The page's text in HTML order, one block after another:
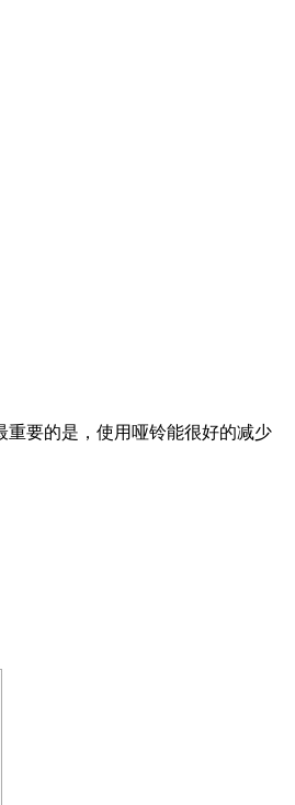
要的是，使用哑铃能很好的减少